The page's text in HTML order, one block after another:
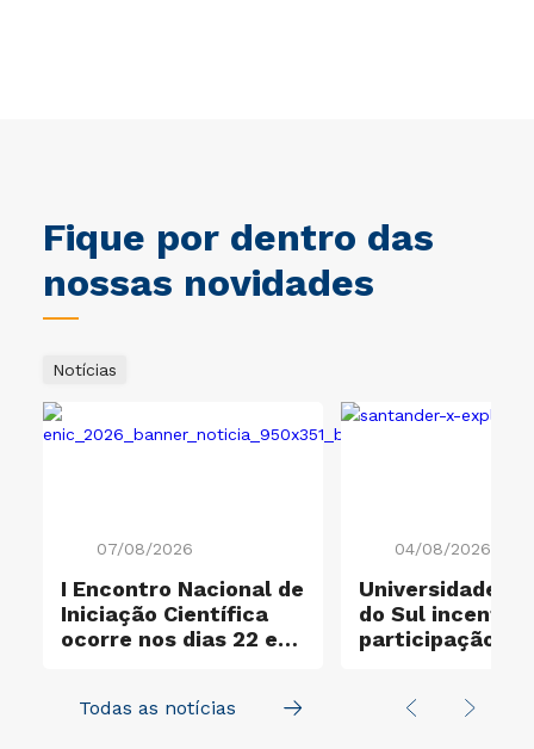
Fique por dentro das
nossas novidades
Notícias
07/08/2026
I Encontro Nacional de
Iniciação Científica
ocorre nos dias 22 e
04/08/2026
Universidade
do Sul
participação no
Todas as notícias